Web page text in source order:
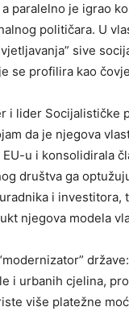
paralelno je igrao
političara. U
sive
se profilira kao
i lider
da je njegova
u i konsolidirala
društva ga
i investitora,
njegova modela
i urbanih cjelina,
više platežne